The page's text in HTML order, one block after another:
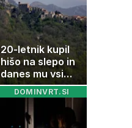
20-letnik kupil
hišo na slepo in
danes mu vsi
zavidajo
DOMINVRT.SI